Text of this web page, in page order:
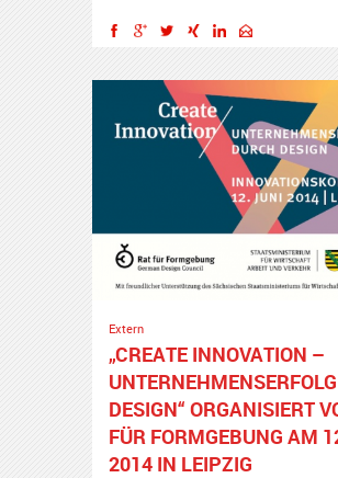
Extern
„CREATE INNOVATION –
DESIGN“ ORGANISIERT
FÜR FORMGEBUNG AM
2014 IN LEIPZIG